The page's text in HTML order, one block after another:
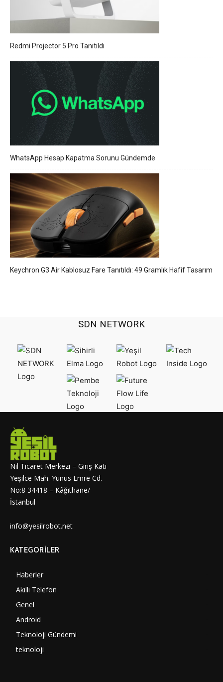
Redmi Projector 5 Pro Tanıtıldı
WhatsApp Hesap Kapatma Sorunu Gündemde
Keychron G3 Air Kablosuz Fare Tanıtıldı: 49 Gramlık Hafif Tasarım
SDN NETWORK
Nil Ticaret Merkezi – Giriş Katı
Yeşilce Mah. Yunus Emre Cd.
No:8 34418 – Kâğıthane/
İstanbul
info@yesilrobot.net
KATEGORILER
Haberler
Akıllı Telefon
Genel
Android
Teknoloji Gündemi
teknoloji